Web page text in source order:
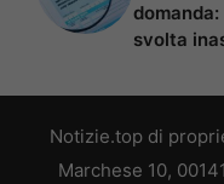
svolta
Notizie.top di
Marchese 10,